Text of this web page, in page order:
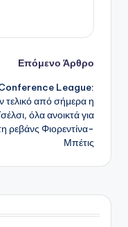
Επόμενο Άρθρο
League:
τελικό από σήμερα η
όλα ανοικτά για
ρεβάνς Φιορεντίνα-
Μπέτις